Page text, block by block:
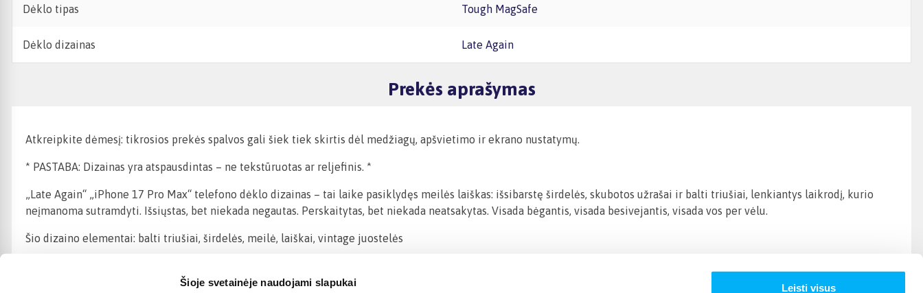
Šioje svetainėje naudojami slapukai Leisti visus
Dėklo tipas Tough MagSafe
Dėklo dizainas Late Again
Prekės aprašymas
Atkreipkite dėmesį: tikrosios prekės spalvos gali šiek tiek skirtis dėl medžiagų, apšvietimo ir ekrano nustatymų.
* PASTABA: Dizainas yra atspausdintas – ne tekstūruotas ar reljefinis. *
„Late Again“ „iPhone 17 Pro Max“ telefono dėklo dizainas – tai laike pasiklydęs meilės laiškas: išsibarstę širdelės, skubotos užrašai ir balti triušiai, lenkiantys laikrodį, kurio
neįmanoma sutramdyti. Išsiųstas, bet niekada negautas. Perskaitytas, bet niekada neatsakytas. Visada bėgantis, visada besivejantis, visada vos per vėlu.
Šio dizaino elementai: balti triušiai, širdelės, meilė, laiškai, vintage juostelės